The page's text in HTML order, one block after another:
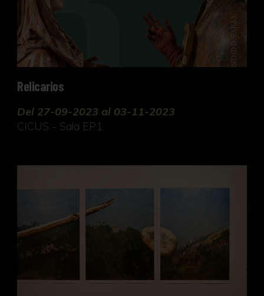
Relicarios
Del 27-09-2023 al 03-11-2023
CICUS - Sala EP1
Nuevas topografías fotográficas: de vueltas con